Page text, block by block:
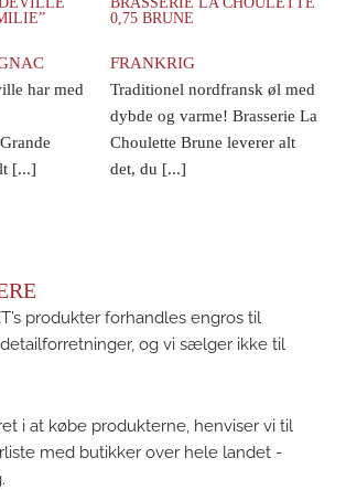
har med
[...]
0,75 BRUNE
FRANKRIG
Traditionel nordfransk øl med
dybde og varme! Brasserie La
Choulette Brune leverer alt
det, du [...]
produkter forhandles engros til
og vi sælger ikke til
i at købe produkterne, henviser vi til
med butikker over hele landet -